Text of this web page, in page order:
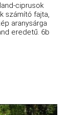
ciprusok
számító fajta,
aranysárga
eredetű. 6b